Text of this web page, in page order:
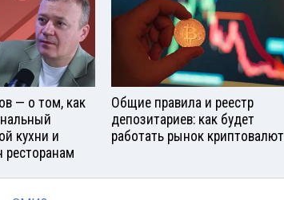
— о том, как
кухни и
ресторанам
Общие правила и реестр
депозитариев: как будет
работать рынок криптовалют